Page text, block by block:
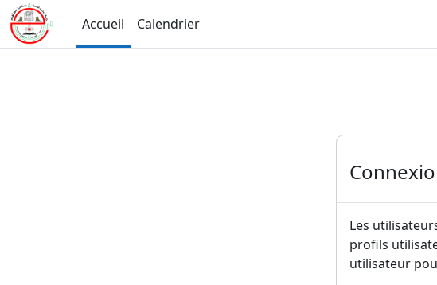
Passer au contenu principal
Accueil
Calendrier
Les
profils
utilisateur